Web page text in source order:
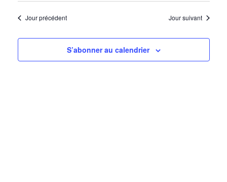
MAI
2024
date.Jour précédent Jour suivant
S’abonner au calendrier